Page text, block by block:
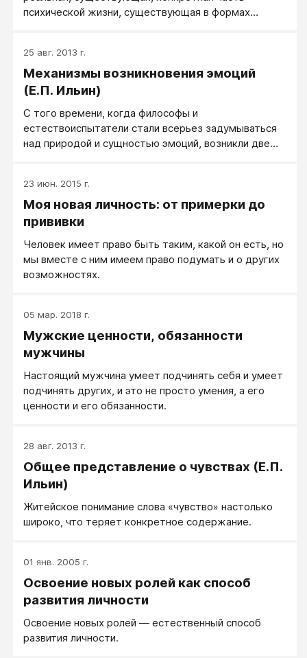
психической жизни, существующая в формах
индивидуальности описывался и изучался
гуманитарными науками. Наиболее эстетически
настроенные философы и наиболее фило­софски
специфической областью интересов. Постепенно на
сцену вышли психологи. Можно сказать, что они
опо­здали на две тысячи лет. Со своим скудным
самонадеянный самозванец. И таковым он и яв­
Цвейг, например, говоря о Прусте, Амилье, Флобере
и других великих мастерах описания характеров,
замечает: «Писатели, подобные им, — это гиганты
наблюдения и литера­туры, тогда как в психологии
проблема личности разрабатывается маленькими
банальности и незначительную ересь».
25 авг. 2013 г.
Механизмы возникновения эмоций
(Е.П. Ильин)
С того времени, когда философы и
естествоиспытатели стали всерьез задумываться
над природой и сущностью эмоций, возникли две
23 июн. 2015 г.
Моя новая личность: от примерки до
прививки
Человек имеет право быть таким, какой он есть, но
мы вместе с ним имеем право подумать и о других
возможностях.
05 мар. 2018 г.
Мужские ценности, обязанности
мужчины
Настоящий мужчина умеет подчинять себя и умеет
подчинять других, и это не просто умения, а его
ценности и его обязанности.
28 авг. 2013 г.
Общее представление о чувствах (Е.П.
Ильин)
Житейское понимание слова «чувство» настолько
широко, что теряет конкретное содержание.
01 янв. 2005 г.
Освоение новых ролей как способ
развития личности
Освоение новых ролей — естественный способ
развития личности.